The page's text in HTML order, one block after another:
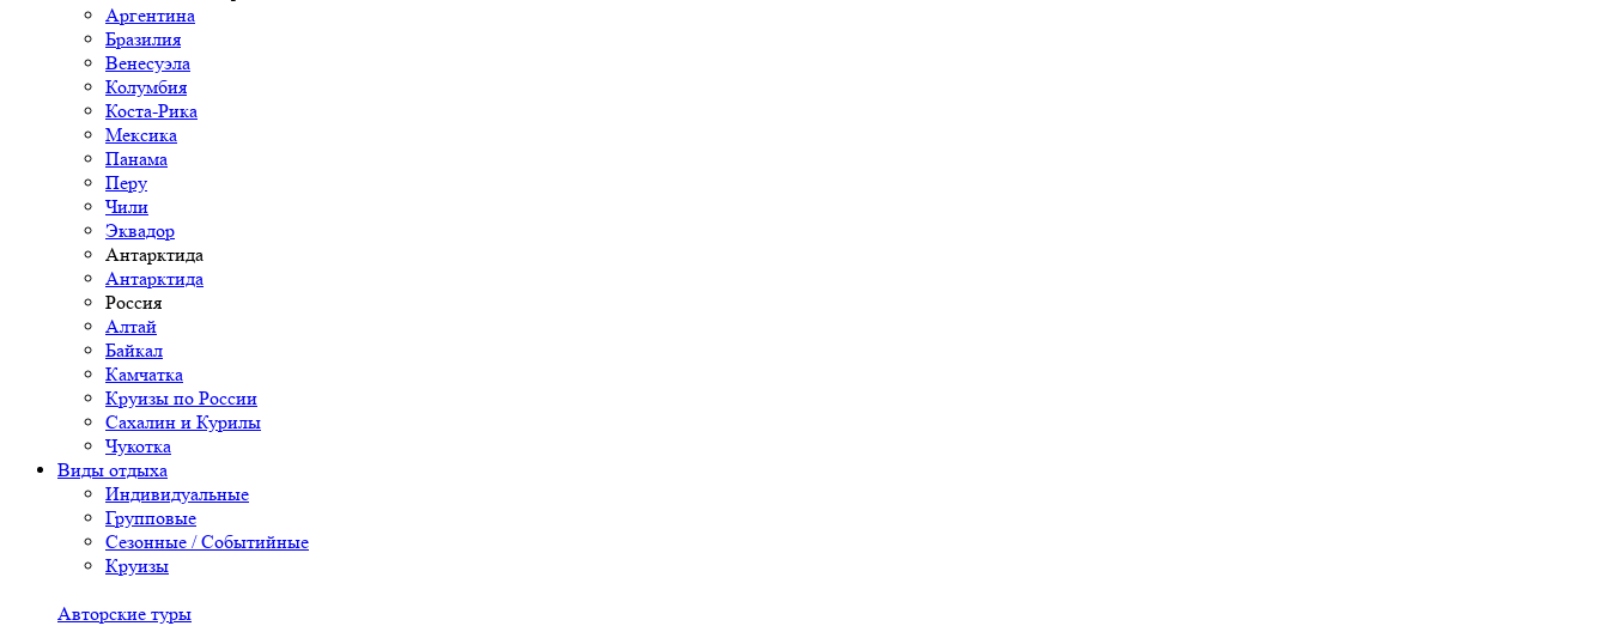
Аргентина
Бразилия
Венесуэла
Колумбия
Коста-Рика
Мексика
Панама
Перу
Чили
Эквадор
Антарктида
Антарктида
Россия
Алтай
Байкал
Камчатка
Круизы по России
Сахалин и Курилы
Чукотка
Виды отдыха
Индивидуальные
Групповые
Сезонные / Событийные
Круизы
Авторские туры